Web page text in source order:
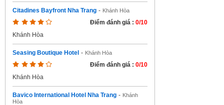
Citadines Bayfront Nha Trang - Khánh Hòa
Điểm đánh giá : 0/10
Khánh Hòa
Seasing Boutique Hotel - Khánh Hòa
Điểm đánh giá : 0/10
Khánh Hòa
Bavico International Hotel Nha Trang - Khánh
Hòa